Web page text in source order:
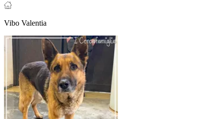
Vibo Valentia